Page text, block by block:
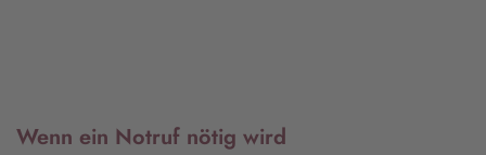
Wenn ein Notruf nötig wird